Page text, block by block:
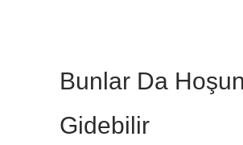
Bunlar Da
Gidebilir